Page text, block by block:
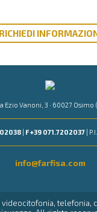
Ezio Vanoni, 3 · 60027 Osimo
| F +39 071.7202037|
info@farfisa.com
videocitofonia, telefonia,